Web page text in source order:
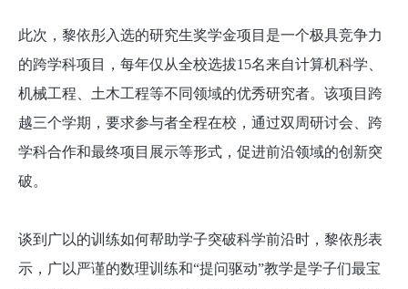
此次，黎依彤入选的研究生奖学金项目是一个极具竞争力
的跨学科项目，每年仅从全校选拔15名来自计算机科学、
机械工程、土木工程等不同领域的优秀研究者。该项目跨
越三个学期，要求参与者全程在校，通过双周研讨会、跨
学科合作和最终项目展示等形式，促进前沿领域的创新突
破。
谈到广以的训练如何帮助学子突破科学前沿时，黎依彤表
示，广以严谨的数理训练和“提问驱动”教学是学子们最宝